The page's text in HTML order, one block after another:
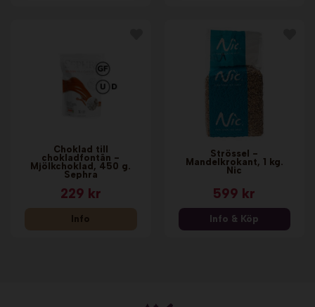
Choklad till
chokladfontän -
Mjölkchoklad, 450 g.
Sephra
229 kr
Info
Strössel -
Mandelkrokant, 1 kg.
Nic
599 kr
Info & Köp